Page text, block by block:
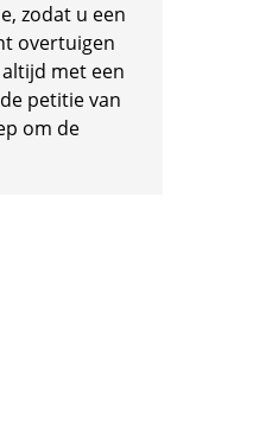
zodat u een
overtuigen
met een
petitie van
om de